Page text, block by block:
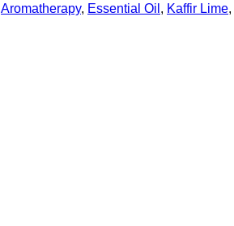
Aromatherapy, Essential Oil , Kaffir Lime,